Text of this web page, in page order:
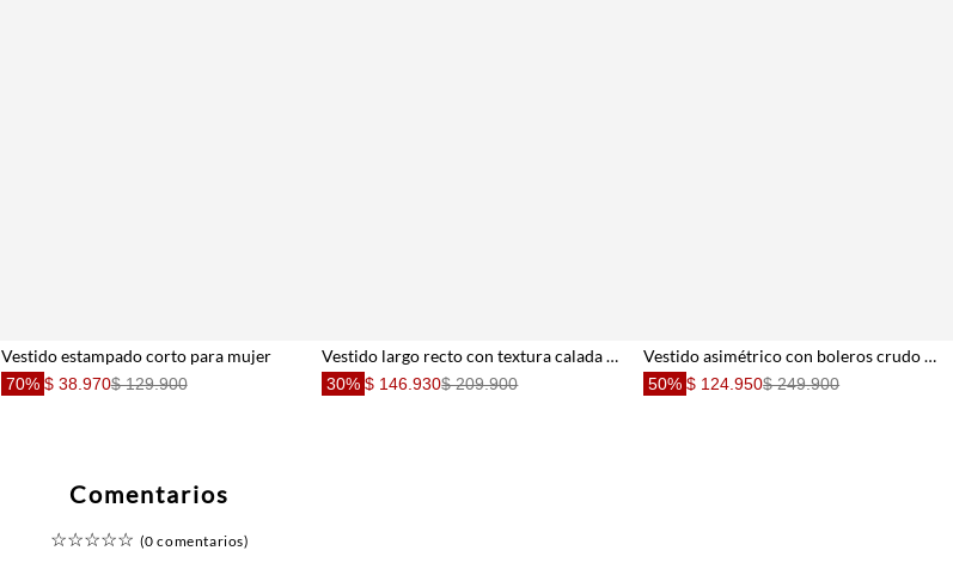
Vestido estampado corto para mujer
70% $ 38.970$ 129.900
Vestido largo recto con textura calada a rayas en caramelo para mujer
30% $ 146.930$ 209.900
Vestido asimétrico con boleros crudo para mujer
50% $ 124.950$ 249.900
Comentarios
☆☆☆☆☆ (0 comentarios)